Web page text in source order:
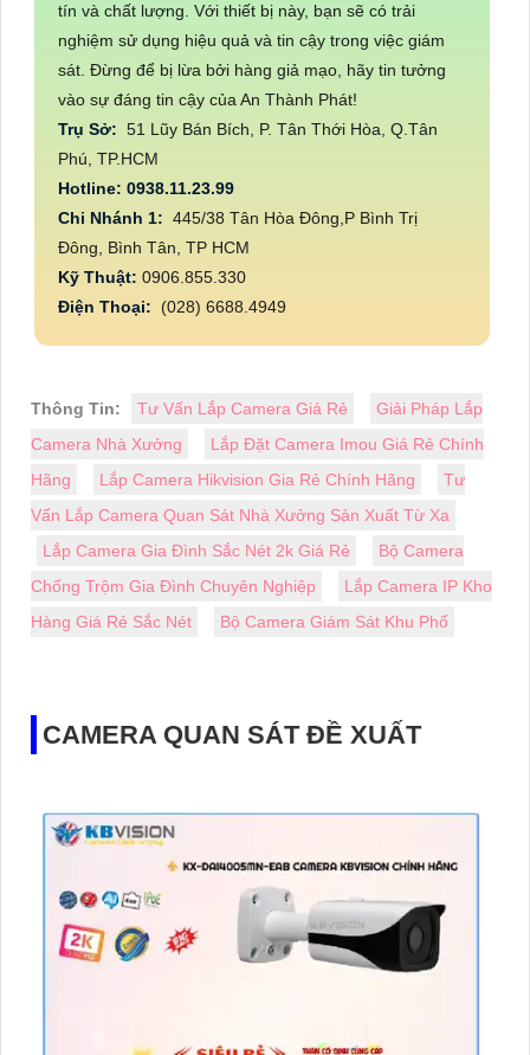
tín và chất lượng. Với thiết bị này, bạn sẽ có trải
nghiệm sử dụng hiệu quả và tin cậy trong việc giám
sát. Đừng để bị lừa bởi hàng giả mạo, hãy tin tưởng
vào sự đáng tin cậy của An Thành Phát!
Trụ Sở: 51 Lũy Bán Bích, P. Tân Thới Hòa, Q.Tân
Phú, TP.HCM
Hotline: 0938.11.23.99
Chi Nhánh 1: 445/38 Tân Hòa Đông,P Bình Trị
Đông, Bình Tân, TP HCM
Kỹ Thuật: 0906.855.330
Điện Thoại: (028) 6688.4949
Thông Tin: Tư Vấn Lắp Camera Giá Rẻ
Giải Pháp Lắp
Camera Nhà Xưởng
Lắp Đặt Camera Imou Giá Rẻ Chính
Hãng
Lắp Camera Hikvision Gia Rẻ Chính Hãng
Tư
Vấn Lắp Camera Quan Sát Nhà Xưởng Sản Xuất Từ Xa
Lắp Camera Gia Đình Sắc Nét 2k Giá Rẻ
Bộ Camera
Chống Trộm Gia Đình Chuyên Nghiệp
Lắp Camera IP Kho
Hàng Giá Rẻ Sắc Nét
Bộ Camera Giám Sát Khu Phố
CAMERA QUAN SÁT ĐỀ XUẤT